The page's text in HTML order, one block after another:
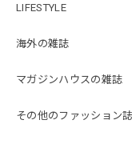
LIFESTYLE
海外の雑誌
マガジンハウスの雑誌
その他のファッション誌